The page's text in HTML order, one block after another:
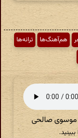
هم‌آهنگ‌ها
ترانه‌ها
موسوی صالحی
ببینید.